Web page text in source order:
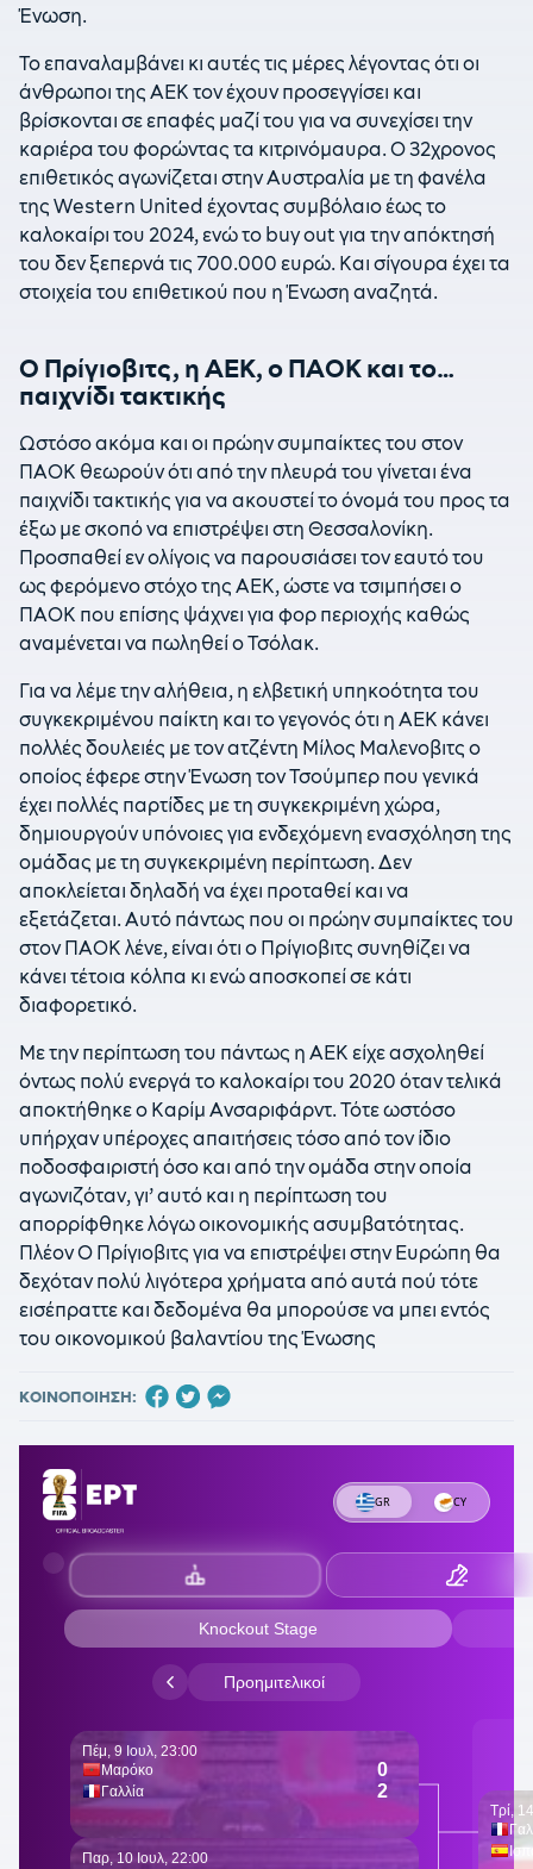
Ένωση.
Το επαναλαμβάνει κι αυτές τις μέρες λέγοντας ότι οι
άνθρωποι της ΑΕΚ τον έχουν προσεγγίσει και
βρίσκονται σε επαφές μαζί του για να συνεχίσει την
καριέρα του φορώντας τα κιτρινόμαυρα. Ο 32χρονος
επιθετικός αγωνίζεται στην Αυστραλία με τη φανέλα
της Western United έχοντας συμβόλαιο έως το
καλοκαίρι του 2024, ενώ το buy out για την απόκτησή
του δεν ξεπερνά τις 700.000 ευρώ. Και σίγουρα έχει τα
στοιχεία του επιθετικού που η Ένωση αναζητά.
O Πρίγιοβιτς, η ΑΕΚ, ο ΠΑΟΚ και το…
παιχνίδι τακτικής
Ωστόσο ακόμα και οι πρώην συμπαίκτες του στον
ΠΑΟΚ θεωρούν ότι από την πλευρά του γίνεται ένα
παιχνίδι τακτικής για να ακουστεί το όνομά του προς τα
έξω με σκοπό να επιστρέψει στη Θεσσαλονίκη.
Προσπαθεί εν ολίγοις να παρουσιάσει τον εαυτό του
ως φερόμενο στόχο της ΑΕΚ, ώστε να τσιμπήσει ο
ΠΑΟΚ που επίσης ψάχνει για φορ περιοχής καθώς
αναμένεται να πωληθεί ο Τσόλακ.
Για να λέμε την αλήθεια, η ελβετική υπηκοότητα του
συγκεκριμένου παίκτη και το γεγονός ότι η ΑΕΚ κάνει
πολλές δουλειές με τον ατζέντη Μίλος Μαλενοβιτς ο
οποίος έφερε στην Ένωση τον Τσούμπερ που γενικά
έχει πολλές παρτίδες με τη συγκεκριμένη χώρα,
δημιουργούν υπόνοιες για ενδεχόμενη ενασχόληση της
ομάδας με τη συγκεκριμένη περίπτωση. Δεν
αποκλείεται δηλαδή να έχει προταθεί και να
εξετάζεται. Αυτό πάντως που οι πρώην συμπαίκτες του
στον ΠΑΟΚ λένε, είναι ότι ο Πρίγιοβιτς συνηθίζει να
κάνει τέτοια κόλπα κι ενώ αποσκοπεί σε κάτι
διαφορετικό.
Με την περίπτωση του πάντως η ΑΕΚ είχε ασχοληθεί
όντως πολύ ενεργά το καλοκαίρι του 2020 όταν τελικά
αποκτήθηκε ο Καρίμ Ανσαριφάρντ. Τότε ωστόσο
υπήρχαν υπέροχες απαιτήσεις τόσο από τον ίδιο
ποδοσφαιριστή όσο και από την ομάδα στην οποία
αγωνιζόταν, γι’ αυτό και η περίπτωση του
απορρίφθηκε λόγω οικονομικής ασυμβατότητας.
Πλέον Ο Πρίγιοβιτς για να επιστρέψει στην Ευρώπη θα
δεχόταν πολύ λιγότερα χρήματα από αυτά πού τότε
εισέπραττε και δεδομένα θα μπορούσε να μπει εντός
του οικονομικού βαλαντίου της Ένωσης
ΚΟΙΝΟΠΟΙΗΣΗ: